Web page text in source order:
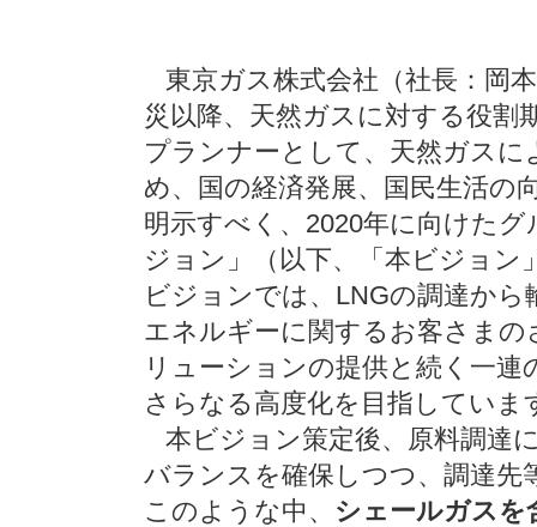
東京ガス株式会社（社長：岡
災以降、天然ガスに対する役割
プランナーとして、天然ガス
め、国の経済発展、国民生活の
明示すべく、2020年に向けた
ジョン」（以下、「本ビジョン
ビジョンでは、LNGの調達か
エネルギーに関するお客さま
リューションの提供と続く一
さらなる高度化を目指していま
本ビジョン策定後、原料調達
バランスを確保しつつ、調達
このような中、 シェールガスを